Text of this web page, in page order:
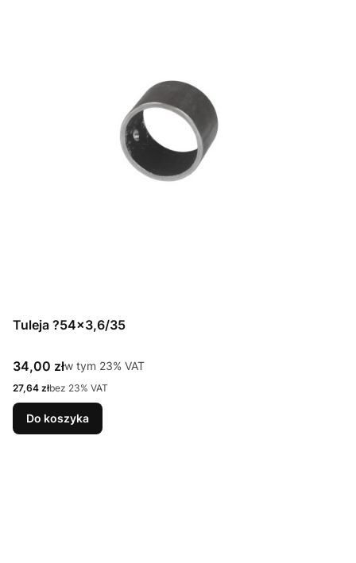
Tuleja ?54x3,6/35
Cena brutto
34,00 złw tym %s VAT
w tym 23% VAT
Cena netto
27,64 złbez 23% VAT
Do koszyka